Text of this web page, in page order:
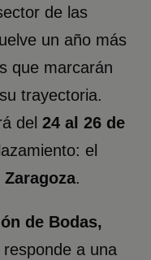
de las
un año más
que marcarán
trayectoria.
del24 al 26 de
el
.
de Bodas,
responde a una